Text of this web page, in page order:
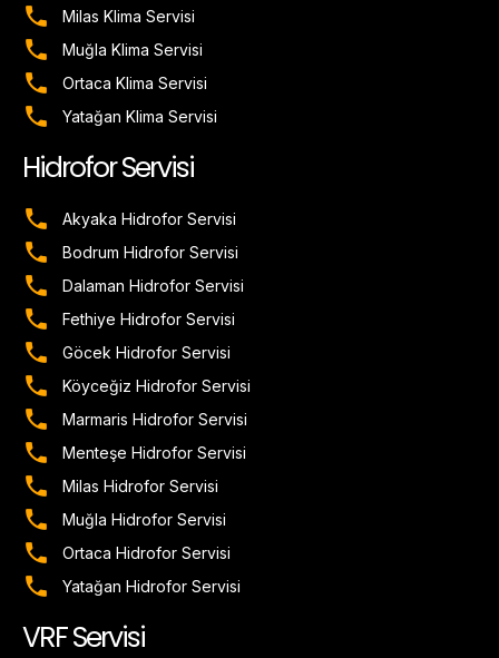
Milas Klima Servisi
Muğla Klima Servisi
Ortaca Klima Servisi
Yatağan Klima Servisi
Hidrofor Servisi
Akyaka Hidrofor Servisi
Bodrum Hidrofor Servisi
Dalaman Hidrofor Servisi
Fethiye Hidrofor Servisi
Göcek Hidrofor Servisi
Köyceğiz Hidrofor Servisi
Marmaris Hidrofor Servisi
Menteşe Hidrofor Servisi
Milas Hidrofor Servisi
Muğla Hidrofor Servisi
Ortaca Hidrofor Servisi
Yatağan Hidrofor Servisi
VRF Servisi